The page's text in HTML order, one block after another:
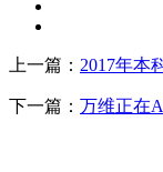
上一篇： 2017年本
下一篇： 万维正在